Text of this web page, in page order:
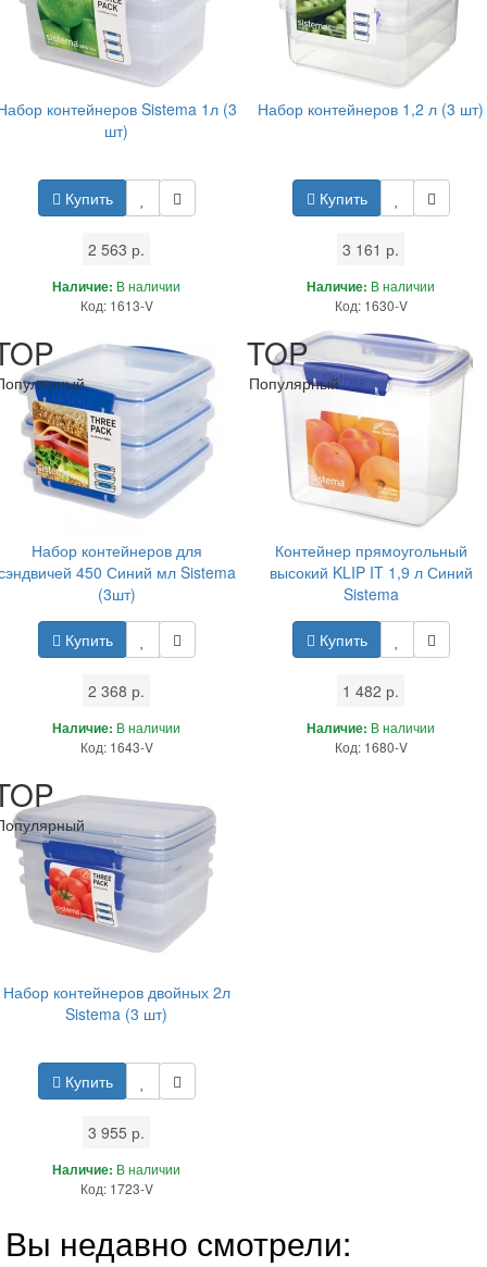
контейнеров Sistema 1л (3
шт)
Купить
2 563 р.
Наличие: В наличии
Код: 1613-V
Набор контейнеров 1,2 л (3 шт)
Купить
3 161 р.
Наличие: В наличии
Код: 1630-V
Набор контейнеров для
450 Синий мл Sistema
(3шт)
Купить
2 368 р.
Наличие: В наличии
Код: 1643-V
TOP
Популярный
Контейнер прямоугольный
высокий KLIP IT 1,9 л Синий
Sistema
Купить
1 482 р.
Наличие: В наличии
Код: 1680-V
Набор контейнеров двойных 2л
Sistema (3 шт)
Купить
3 955 р.
Наличие: В наличии
Код: 1723-V
Вы недавно смотрели: